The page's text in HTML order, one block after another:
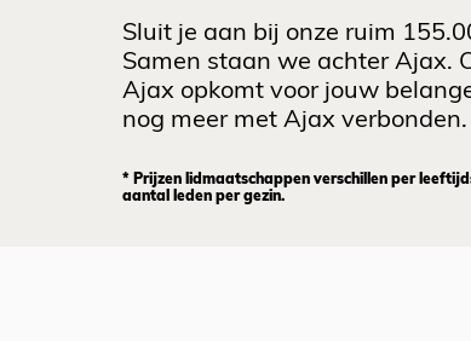
Sluit je aan bij onze ruim
Samen staan we achter Ajax.
Ajax opkomt voor jouw
nog meer met Ajax verbonden.
* Prijzen lidmaatschappen verschillen per
aantal leden per gezin.